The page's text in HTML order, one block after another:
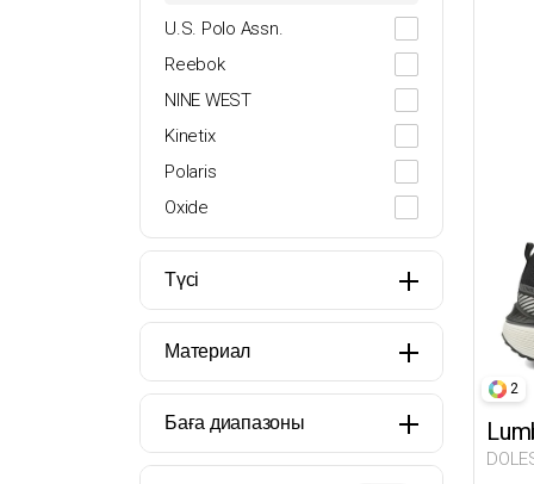
30
31
32
33
34
35
36
37
38
39
39.5
40
41
U.S. Polo Assn.
Reebok
NINE WEST
Kinetix
Polaris
Oxide
Lumberjack
Butigo
Travel Soft
Miss F
Flexall
İNCİ
DOCKERS
Түсі
Материал
Баға диапазоны
2